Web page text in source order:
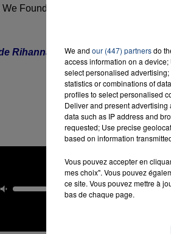
Found Love devrait être à l'ordre
Rihanna - Four Five Seconds
Can't Hold Us
MACKLEMORE
We and our (447) partnersdo
access information on a
select personalised
statistics or combinations of
profiles to select personalised
Deliver and present
data such as IP address and
requested; Use precise
based on information
Vous pouvez accepter en
mes choix". Vous pouvez
ce site. Vous pouvez mettre à
bas de chaque page.